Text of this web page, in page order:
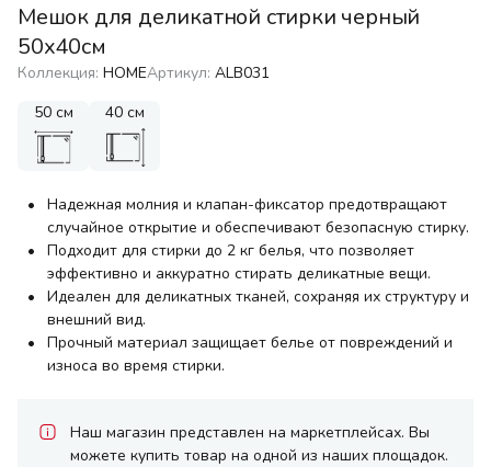
Мешок для деликатной стирки черный
50х40см
Коллекция: HOMEАртикул: ALB031
50 см
40 см
Надежная молния и клапан-фиксатор предотвращают
случайное открытие и обеспечивают безопасную стирку.
Подходит для стирки до 2 кг белья, что позволяет
эффективно и аккуратно стирать деликатные вещи.
Идеален для деликатных тканей, сохраняя их структуру и
внешний вид.
Прочный материал защищает белье от повреждений и
износа во время стирки.
Наш магазин представлен на маркетплейсах. Вы
можете купить товар на одной из наших площадок.